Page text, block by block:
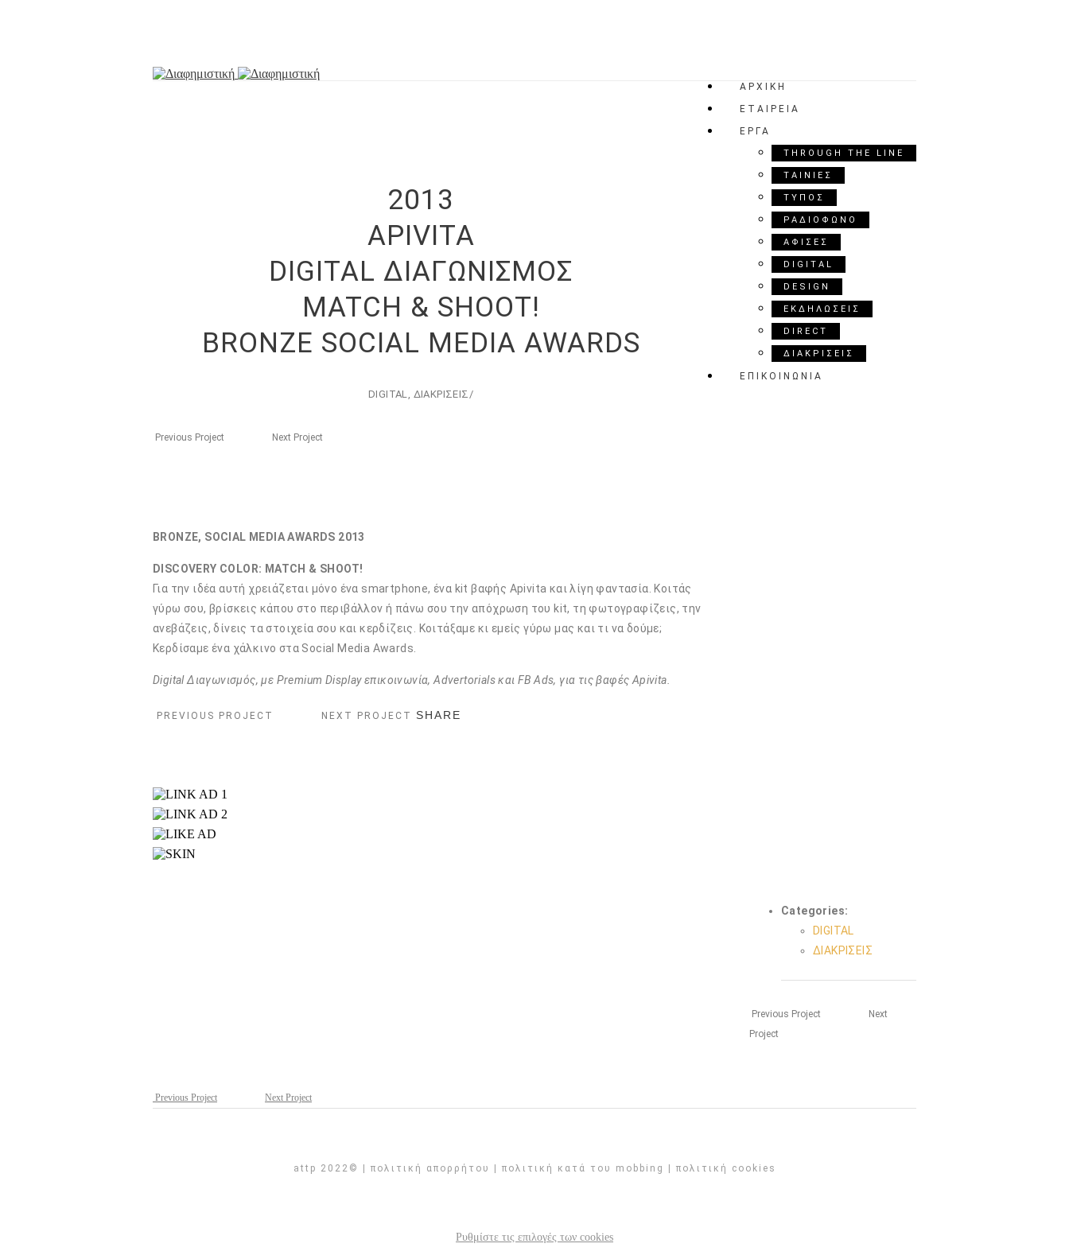
ΑΡΧΙΚΗ
ΕΤΑΙΡΕΙΑ
ΕΡΓΑ
THROUGH THE LINE
ΤΑΙΝΙΕΣ
ΤΥΠΟΣ
ΡΑΔΙΟΦΩΝΟ
ΑΦΙΣΕΣ
DIGITAL
DESIGN
ΕΚΔΗΛΩΣΕΙΣ
DIRECT
ΔΙΑΚΡΙΣΕΙΣ
ΕΠΙΚΟΙΝΩΝΙΑ
2013
APIVITA
DIGITAL ΔΙΑΓΩΝΙΣΜΟΣ
MATCH & SHOOT!
BRONZE SOCIAL MEDIA AWARDS
DIGITAL, ΔΙΑΚΡΙΣΕΙΣ/
Previous Project Next Project
BRONZE, SOCIAL MEDIA AWARDS 2013
DISCOVERY COLOR: MATCH & SHOOT!
Για την ιδέα αυτή χρειάζεται μόνο ένα smartphone, ένα kit βαφής Apivita και λίγη φαντασία. Κοιτάς
γύρω σου, βρίσκεις κάπου στο περιβάλλον ή πάνω σου την απόχρωση του kit, τη φωτογραφίζεις, την
ανεβάζεις, δίνεις τα στοιχεία σου και κερδίζεις. Κοιτάξαμε κι εμείς γύρω μας και τι να δούμε;
Κερδίσαμε ένα χάλκινο στα Social Media Awards.
Digital Διαγωνισμός, με Premium Display επικοινωνία, Advertorials και FB Ads, για τις βαφές Apivita.
PREVIOUS PROJECT NEXT PROJECT SHARE
Categories:
DIGITAL
ΔΙΑΚΡΙΣΕΙΣ
Previous Project
Next
Project
Previous Project Next Project
attp 2022© | πολιτική απορρήτου πολιτική κατά του mobbing πολιτική cookies
Ρυθμίστε τις επιλογές των cookies